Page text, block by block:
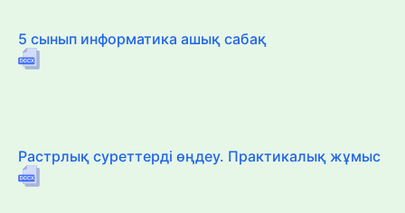
5 сынып информатика ашық сабақ
Растрлық суреттерді өңдеу. Практикалық жұмыс